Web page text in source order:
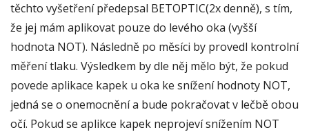
těchto vyšetření předepsal BETOPTIC(2x denně), s tím,
že jej mám aplikovat pouze do levého oka (vyšší
hodnota NOT). Následně po měsíci by provedl kontrolní
měření tlaku. Výsledkem by dle něj mělo být, že pokud
povede aplikace kapek u oka ke snížení hodnoty NOT,
jedná se o onemocnění a bude pokračovat v lečbě obou
očí. Pokud se aplikce kapek neprojeví snížením NOT